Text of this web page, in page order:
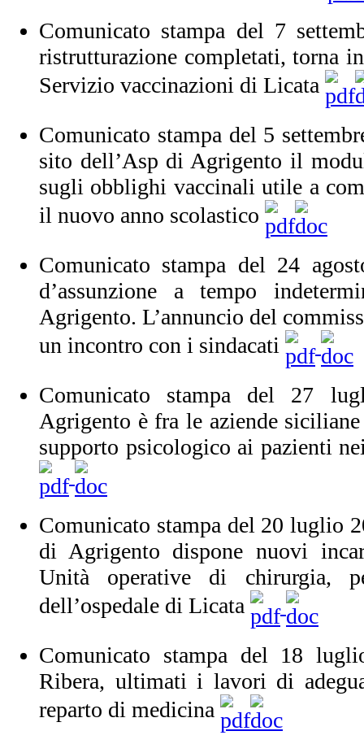
Comunicato stampa del 7
ristrutturazione completati, torna
Servizio vaccinazioni di Licata
Comunicato stampa del 5
sito dell’Asp di Agrigento il
sugli obblighi vaccinali utile a
il nuovo anno scolastico
Comunicato stampa del 24
d’assunzione a tempo
Agrigento. L’annuncio del
un incontro con i sindacati
Comunicato stampa del 27
Agrigento è fra le aziende
supporto psicologico ai pazienti
Comunicato stampa del 20 luglio
di Agrigento dispone nuovi
Unità operative di chirurgia,
dell’ospedale di Licata
Comunicato stampa del 18
Ribera, ultimati i lavori di
reparto di medicina